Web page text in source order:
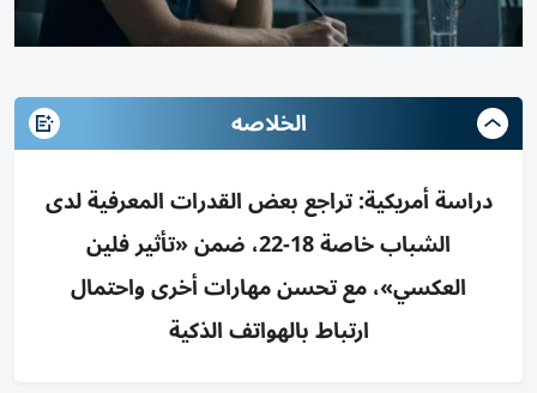
الخلاصه
دراسة أمريكية: تراجع بعض القدرات المعرفية لدى
الشباب خاصة 18-22، ضمن «تأثير فلين
العكسي»، مع تحسن مهارات أخرى واحتمال
ارتباط بالهواتف الذكية